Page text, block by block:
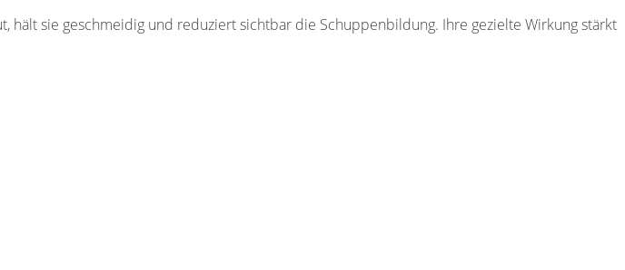
sie geschmeidig und reduziert sichtbar die Schuppenbildung. Ihre gezielte Wirkung stärkt